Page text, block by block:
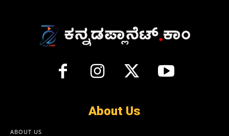
About Us
ABOUT US